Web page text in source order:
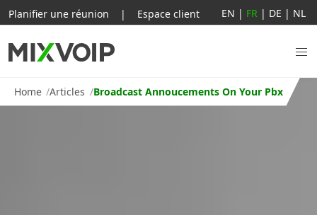
Home Articles Broadcast Annoucements On Your Pbx
Planifier une réunion | Espace client EN | FR | DE | NL